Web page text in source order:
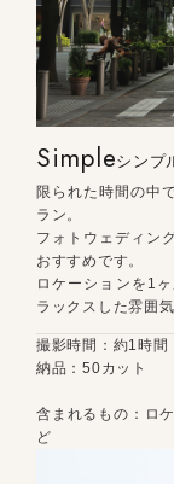
Simpleシンプ
限られた時間の中
ラン。
フォトウェディン
おすすめです。
ロケーションを1
ラックスした雰囲
撮影時間：約1時間
納品：50カット
含まれるもの：ロ
ど